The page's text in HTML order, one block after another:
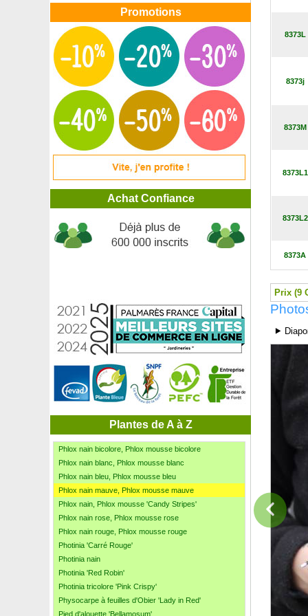
Promotions
Achat Confiance
Plantes de A à Z
Palmier de Bismarck
Palmier de la Reine, Cocotier plumeux
Palmier de Madagascar
Palmier des Canaries
Palmier du Mexique
Palmier hawaïen, Brighamia
Palmier nain
Pâquerette des murailles, Erigeron de Karvinski
Parasol chinois, Sterculier à feuilles de platane
Passiflore blanche
Paulownia, Arbre Impérial
Pavot d'Orient blanc, Coquelicot géant blanc
Pavot d'Orient orange, Coquelicot géant orange
Pavot d'Orient rouge, Coquelicot géant rouge
Pêcher à chair blanche
Pêcher de vigne à chair Blanche
Pêcher de vigne à chair rouge
Pêcher nain autofertile
Perovskia 'Blue spire'
Persil
Petite Pervenche blanche
Petite Pervenche bleue
Peuplier noir
Phlox nain bicolore, Phlox mousse bicolore
Phlox nain blanc, Phlox mousse blanc
Phlox nain bleu, Phlox mousse bleu
Phlox nain mauve, Phlox mousse mauve
Phlox nain, Phlox mousse 'Candy Stripes'
Phlox nain rose, Phlox mousse rose
Phlox nain rouge, Phlox mousse rouge
Photinia 'Carré Rouge'
Photinia nain
Photinia 'Red Robin'
Photinia tricolore 'Pink Crispy'
Physocarpe à feuilles d'Obier 'Lady in Red'
Pied d'alouette 'Bellamosum'
8373L
8373j
8373M
8373L1
8373L2
8373A
Prix (9
⯈